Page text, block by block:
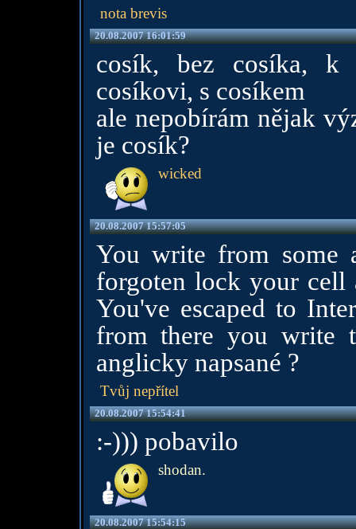
nota brevis
20.08.2007 16:01:59
cosík, bez cosíka, k
cosíkovi, s cosíkem
ale nepobírám nějak
je cosík?
wicked
20.08.2007 15:57:05
You write from some
forgoten lock your cell
You've escaped to
from there you write
anglicky napsané ?
Tvůj nepřítel
20.08.2007 15:54:41
:-))) pobavilo
shodan.
20.08.2007 15:54:15